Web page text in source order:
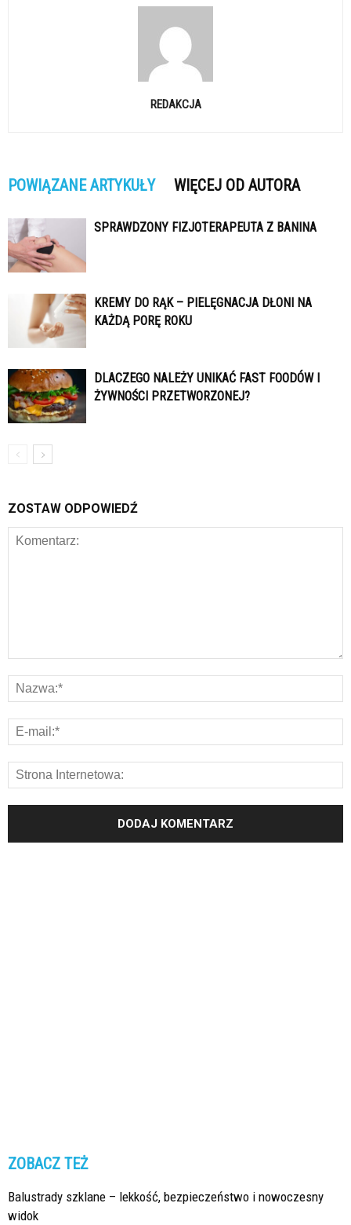
REDAKCJA
POWIĄZANE ARTYKUŁY WIĘCEJ OD AUTORA
SPRAWDZONY FIZJOTERAPEUTA Z BANINA
KREMY DO RĄK – PIELĘGNACJA DŁONI NA
KAŻDĄ PORĘ ROKU
DLACZEGO NALEŻY UNIKAĆ FAST FOODÓW I
ŻYWNOŚCI PRZETWORZONEJ?
ZOSTAW ODPOWIEDŹ
ZOBACZ TEŻ
Balustrady szklane – lekkość, bezpieczeństwo i nowoczesny
widok